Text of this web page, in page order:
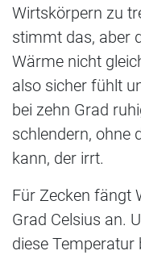
Wirtskörpern zu
stimmt das, aber
Wärme nicht
also sicher fühlt
bei zehn Grad
schlendern, ohne
kann, der irrt.
Für Zecken fängt
Grad Celsius an.
diese Temperatur